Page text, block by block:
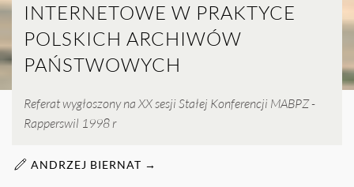
INTERNETOWE W PRAKTYCE
POLSKICH ARCHIWÓW
PAŃSTWOWYCH
Referat wygłoszony na XX sesji Stałej Konferencji MABPZ -
Rapperswil 1998 r
ANDRZEJ BIERNAT →